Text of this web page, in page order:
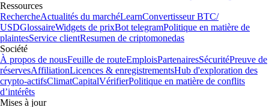
Ressources
RechercheActualités du marchéLearnConvertisseur BTC/
USDGlossaireWidgets de prixBot telegramPolitique en matière de
plaintesService clientResumen de criptomonedas
Société
À propos de nousFeuille de routeEmploisPartenairesSécuritéPreuve de
réservesAffiliationLicences & enregistrementsHub d'exploration des
crypto-actifsClimatCapitalVérifierPolitique en matière de conflits
d’intérêts
Mises à jour